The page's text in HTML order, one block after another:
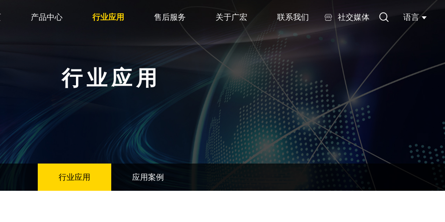
语言
社交媒体
产品中心 行业应用 售后服务 关于广宏 联系我们
行业应用
行业应用 应用案例